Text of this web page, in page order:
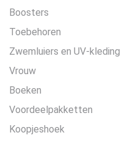
Boosters
Toebehoren
Zwemluiers en UV-kleding
Vrouw
Boeken
Voordeelpakketten
Koopjeshoek